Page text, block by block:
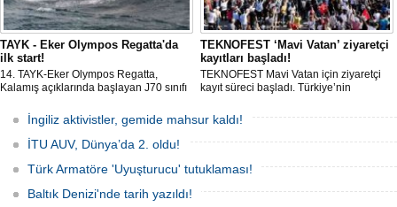
TAYK - Eker Olympos Regatta'da
ilk start!
14. TAYK-Eker Olympos Regatta,
Kalamış açıklarında başlayan J70 sınıfı
gün boyunca yelken coşkusuyla
buluşturacak organizasyonun ilk
gününde 9 tekne rüzgârla buluştu.
TEKNOFEST ‘Mavi Vatan’ ziyaretçi
kayıtları başladı!
TEKNOFEST Mavi Vatan için ziyaretçi
kayıt süreci başladı. Türkiye’nin
odaklanan etkinliği, 20-23 Ağustos
tarihleri arasında Gölcük Tersanesi
Komutanlığı’nda gerçekleştirilecek.
İngiliz aktivistler, gemide mahsur kaldı!
İTU AUV, Dünya’da 2. oldu!
Türk Armatöre 'Uyuşturucu' tutuklaması!
Baltık Denizi'nde tarih yazıldı!